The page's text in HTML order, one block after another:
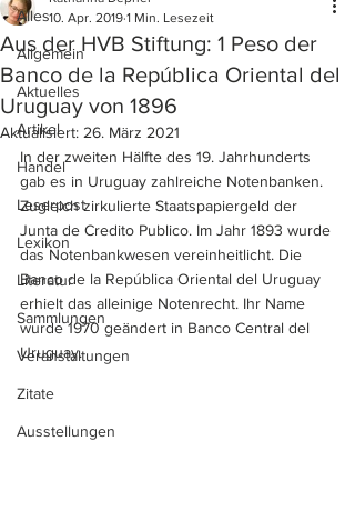
Alles
Allgemein
Aktuelles
Artikel
Handel
Leserpost
Lexikon
Literatur
Sammlungen
Veranstaltungen
Zitate
Ausstellungen
Aus der HVB Stiftung: 1 Peso der
Banco de la República Oriental del
Uruguay von 1896
10. Apr. 2019 1 Min. Lesezeit
Aktualisiert: 26. März 2021
In der zweiten Hälfte des 19. Jahrhunderts
gab es in Uruguay zahlreiche Notenbanken.
Zugleich zirkulierte Staatspapiergeld der
Junta de Credito Publico. Im Jahr 1893 wurde
das Notenbankwesen vereinheitlicht. Die
Banco de la República Oriental del Uruguay
erhielt das alleinige Notenrecht. Ihr Name
wurde 1970 geändert in Banco Central del
Uruguay.